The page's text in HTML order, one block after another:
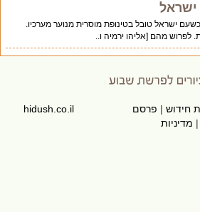
ישראל טובל בטינופת מוסרית מנוער מערכיו.
מהם [אליהו ירמיה ו..
|פרסם
hidush.co.il